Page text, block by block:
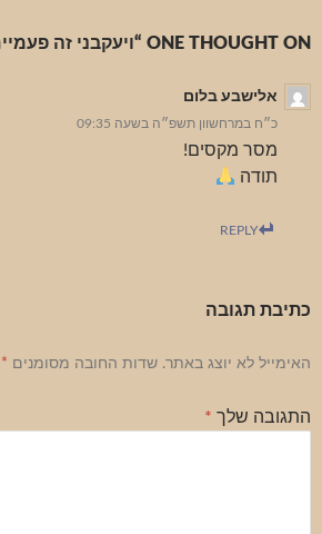
ONE THOUGHT ON “ויעקבני זה פעמיים”
אלישבע בלום
כ״ח במרחשוון תשפ״ה בשעה 09:35
מסר מקסים!
תודה
REPLY
כתיבת תגובה
האימייל לא יוצג באתר. שדות החובה מסומנים *
התגובה שלך *